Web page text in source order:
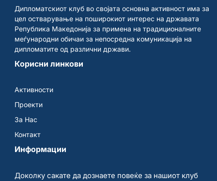
Дипломатскиот клуб во својата основна активност има за
цел остварување на поширокиот интерес на државата
Република Македонија за примена на традиционалните
меѓународни обичаи за непосредна комуникација на
дипломатите од различни држави.
Корисни линкови
Активности
Проекти
За Нас
Контакт
Информации
Доколку сакате да дознаете повеќе за нашиот клуб